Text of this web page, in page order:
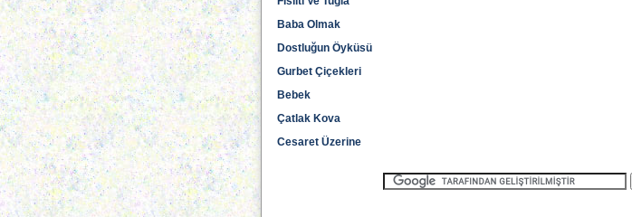
Baba Olmak
Dostluğun Öyküsü
Gurbet Çiçekleri
Bebek
Çatlak Kova
Cesaret Üzerine